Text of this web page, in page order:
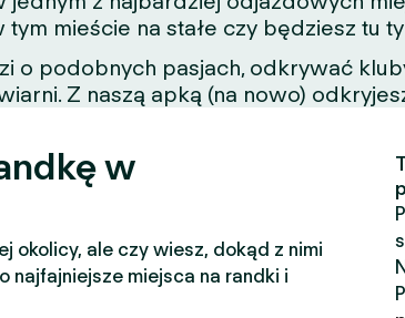
mieście na stałe czy będziesz tu
o podobnych pasjach, odkrywać
Z naszą apką (na nowo)
w
okolicy, ale czy wiesz, dokąd z nimi
najfajniejsze miejsca na randki i